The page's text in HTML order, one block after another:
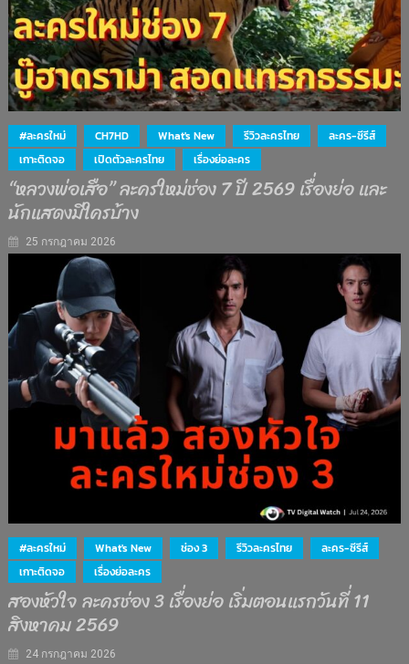
#ละครใหม่ CH7HD What's New รีวิวละครไทย
ละคร-ซีรีส์
เกาะติดจอ
เปิดตัวละครไทย เรื่องย่อละคร
“หลวงพ่อเสือ” ละครใหม่ช่อง 7 ปี 2569 เรื่องย่อ และ
นักแสดงมีใครบ้าง
25 กรกฎาคม 2026
#ละครใหม่ What's New ช่อง 3 รีวิวละครไทย
ละคร-ซีรีส์
เกาะติดจอ
เรื่องย่อละคร
สองหัวใจ ละครช่อง 3 เรื่องย่อ เริ่มตอนแรกวันที่ 11
สิงหาคม 2569
24 กรกฎาคม 2026